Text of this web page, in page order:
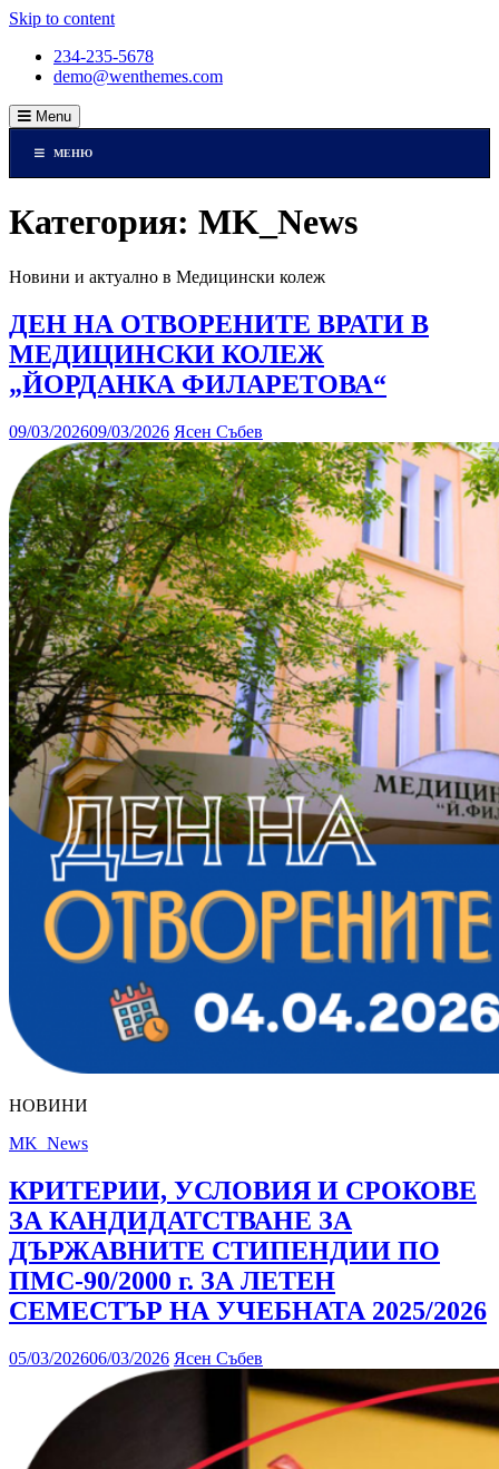
Skip to content
234-235-5678
demo@wenthemes.com
Menu
МЕНЮ
Категория: MK_News
Новини и актуално в Медицински колеж
ДЕН НА ОТВОРЕНИТЕ ВРАТИ В
МЕДИЦИНСКИ КОЛЕЖ
„ЙОРДАНКА ФИЛАРЕТОВА“
09/03/202609/03/2026 Ясен Събев
НОВИНИ
MK_News
КРИТЕРИИ, УСЛОВИЯ И СРОКОВЕ
ЗА КАНДИДАТСТВАНЕ ЗА
ДЪРЖАВНИТЕ СТИПЕНДИИ ПО
ПМС-90/2000 г. ЗА ЛЕТЕН
СЕМЕСТЪР НА УЧЕБНАТА 2025/2026
05/03/202606/03/2026 Ясен Събев